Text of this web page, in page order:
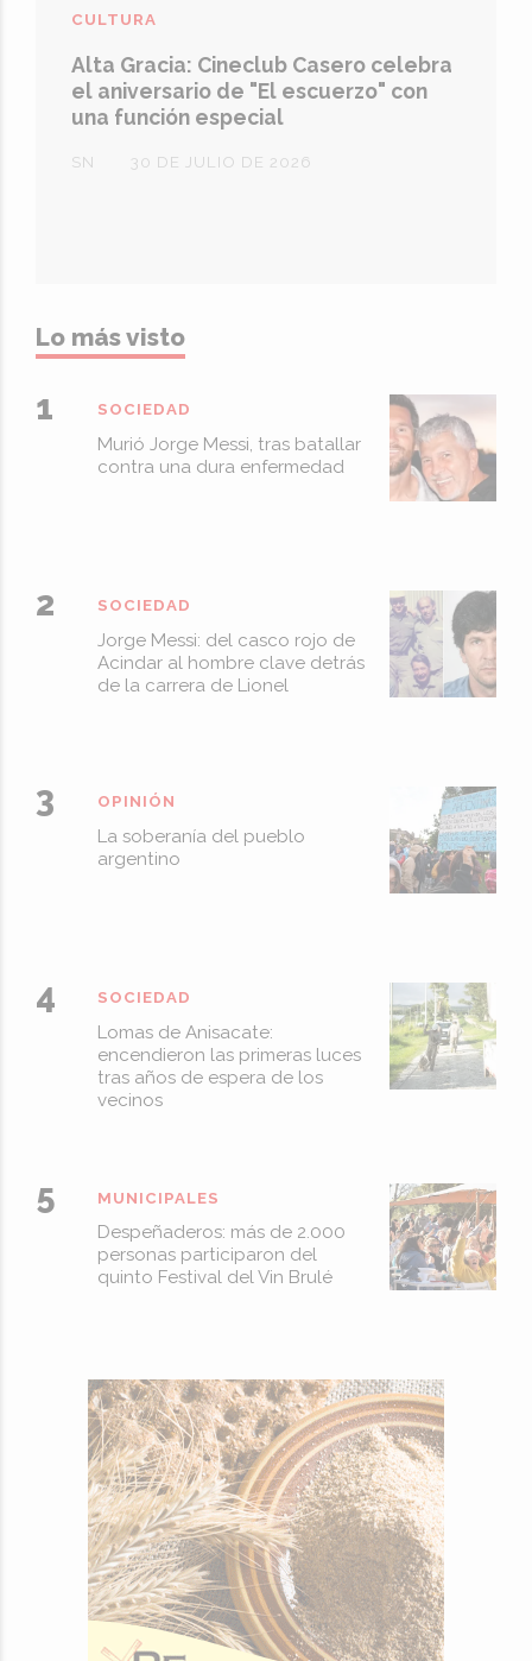
Alta Gracia: Cineclub Casero celebra
el aniversario de "El escuerzo" con
una función especial
SN
CULTURA
30 DE JULIO DE 2026
Lo más visto
Murió Jorge Messi, tras batallar
contra una dura enfermedad
SOCIEDAD
Jorge Messi: del casco rojo de
Acindar al hombre clave detrás
de la carrera de Lionel
SOCIEDAD
La soberanía del pueblo
argentino
OPINIÓN
Lomas de Anisacate:
encendieron las primeras luces
tras años de espera de los
vecinos
SOCIEDAD
Despeñaderos: más de 2.000
personas participaron del
quinto Festival del Vin Brulé
MUNICIPALES